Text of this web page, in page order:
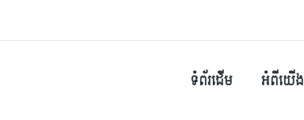
ទំព័រដើម អំពីយើង